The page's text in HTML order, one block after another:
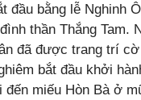
đầu bằng lễ Nghinh
thần Thắng Tam.
đã được trang trí
bắt đầu khởi
miếu Hòn Bà ở